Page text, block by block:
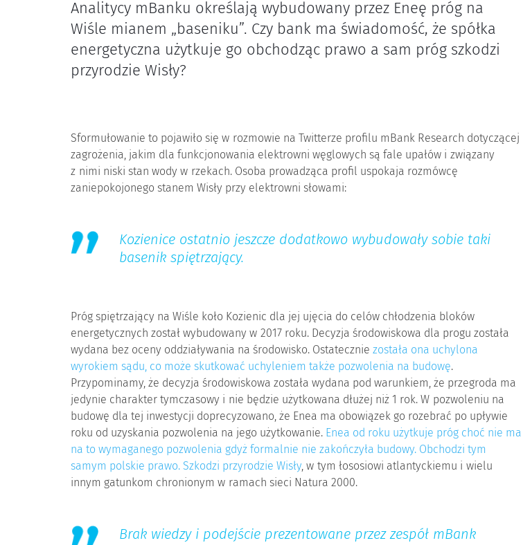
Analitycy mBanku określają wybudowany przez Eneę próg na
Wiśle mianem „baseniku”. Czy bank ma świadomość, że spółka
energetyczna użytkuje go obchodząc prawo a sam próg szkodzi
przyrodzie Wisły?
Sformułowanie to pojawiło się w rozmowie na Twitterze profilu mBank Research dotyczącej
zagrożenia, jakim dla funkcjonowania elektrowni węglowych są fale upałów i związany
z nimi niski stan wody w rzekach. Osoba prowadząca profil uspokaja rozmówcę
zaniepokojonego stanem Wisły przy elektrowni słowami:
Kozienice ostatnio jeszcze dodatkowo wybudowały sobie taki
basenik spiętrzający.
Próg spiętrzający na Wiśle koło Kozienic dla jej ujęcia do celów chłodzenia bloków
energetycznych został wybudowany w 2017 roku. Decyzja środowiskowa dla progu została
wydana bez oceny oddziaływania na środowisko. Ostatecznie została ona uchylona
wyrokiem sądu, co może skutkować uchyleniem także pozwolenia na budowę.
Przypominamy, że decyzja środowiskowa została wydana pod warunkiem, że przegroda ma
jedynie charakter tymczasowy i nie będzie użytkowana dłużej niż 1 rok. W pozwoleniu na
budowę dla tej inwestycji doprecyzowano, że Enea ma obowiązek go rozebrać po upływie
roku od uzyskania pozwolenia na jego użytkowanie. Enea od roku użytkuje próg choć nie ma
na to wymaganego pozwolenia gdyż formalnie nie zakończyła budowy. Obchodzi tym
samym polskie prawo. Szkodzi przyrodzie Wisły, w tym łososiowi atlantyckiemu i wielu
innym gatunkom chronionym w ramach sieci Natura 2000.
Brak wiedzy i podejście prezentowane przez zespół mBank